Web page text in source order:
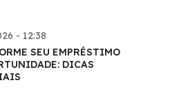
- 12:38
SEU EMPRÉSTIMO
DICAS